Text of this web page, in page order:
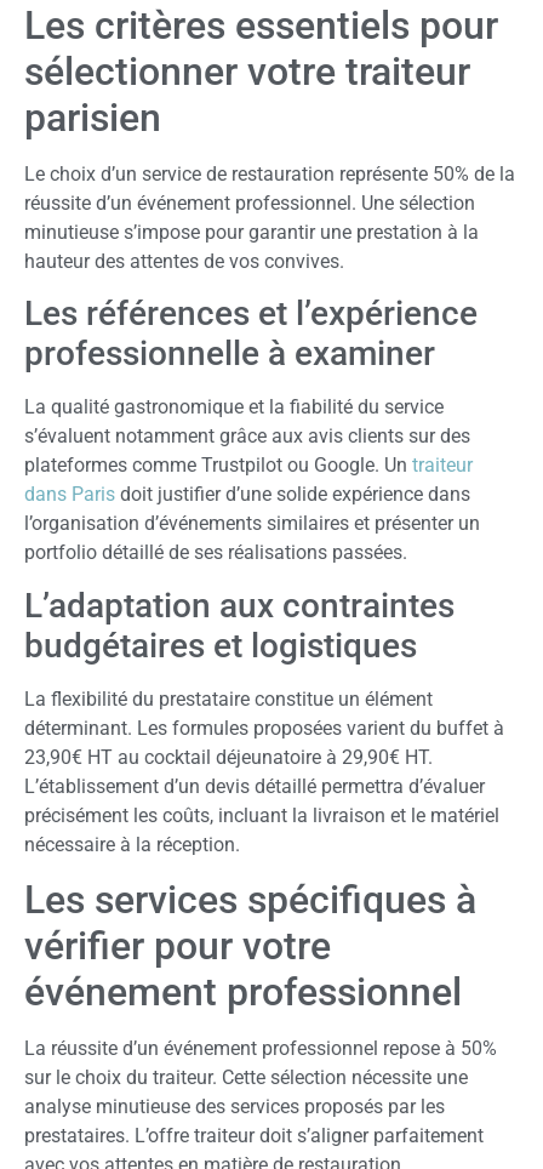
Les critères essentiels pour
sélectionner votre traiteur
parisien
Le choix d’un service de restauration représente 50% de la
réussite d’un événement professionnel. Une sélection
minutieuse s’impose pour garantir une prestation à la
hauteur des attentes de vos convives.
Les références et l’expérience
professionnelle à examiner
La qualité gastronomique et la fiabilité du service
s’évaluent notamment grâce aux avis clients sur des
plateformes comme Trustpilot ou Google. Un traiteur
dans Paris doit justifier d’une solide expérience dans
l’organisation d’événements similaires et présenter un
portfolio détaillé de ses réalisations passées.
L’adaptation aux contraintes
budgétaires et logistiques
La flexibilité du prestataire constitue un élément
déterminant. Les formules proposées varient du buffet à
23,90€ HT au cocktail déjeunatoire à 29,90€ HT.
L’établissement d’un devis détaillé permettra d’évaluer
précisément les coûts, incluant la livraison et le matériel
nécessaire à la réception.
Les services spécifiques à
vérifier pour votre
événement professionnel
La réussite d’un événement professionnel repose à 50%
sur le choix du traiteur. Cette sélection nécessite une
analyse minutieuse des services proposés par les
prestataires. L’offre traiteur doit s’aligner parfaitement